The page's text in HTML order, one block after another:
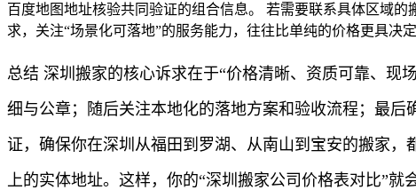
百度地图地址核验共同验证的组合信息。 若需要联系具体区域
求，关注“场景化可落地”的服务能力，往往比单纯的价格更具决定
总结 深圳搬家的核心诉求在于“价格清晰、资质可靠、现
细与公章；随后关注本地化的落地方案和验收流程；最
证，确保你在深圳从福田到罗湖、从南山到宝安的搬家
上的实体地址。这样，你的“深圳搬家公司价格表对比”就